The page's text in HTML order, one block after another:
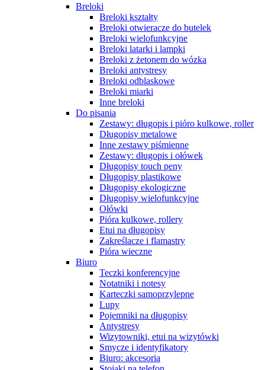
Breloki
Breloki kształty
Breloki otwieracze do butelek
Breloki wielofunkcyjne
Breloki latarki i lampki
Breloki z żetonem do wózka
Breloki antystresy
Breloki odblaskowe
Breloki miarki
Inne breloki
Do pisania
Zestawy: długopis i pióro kulkowe, roller
Długopisy metalowe
Inne zestawy piśmienne
Zestawy: długopis i ołówek
Długopisy touch peny
Długopisy plastikowe
Długopisy ekologiczne
Długopisy wielofunkcyjne
Ołówki
Pióra kulkowe, rollery
Etui na długopisy
Zakreślacze i flamastry
Pióra wieczne
Biuro
Teczki konferencyjne
Notatniki i notesy
Karteczki samoprzylepne
Lupy
Pojemniki na długopisy
Antystresy
Wizytowniki, etui na wizytówki
Smycze i identyfikatory
Biuro: akcesoria